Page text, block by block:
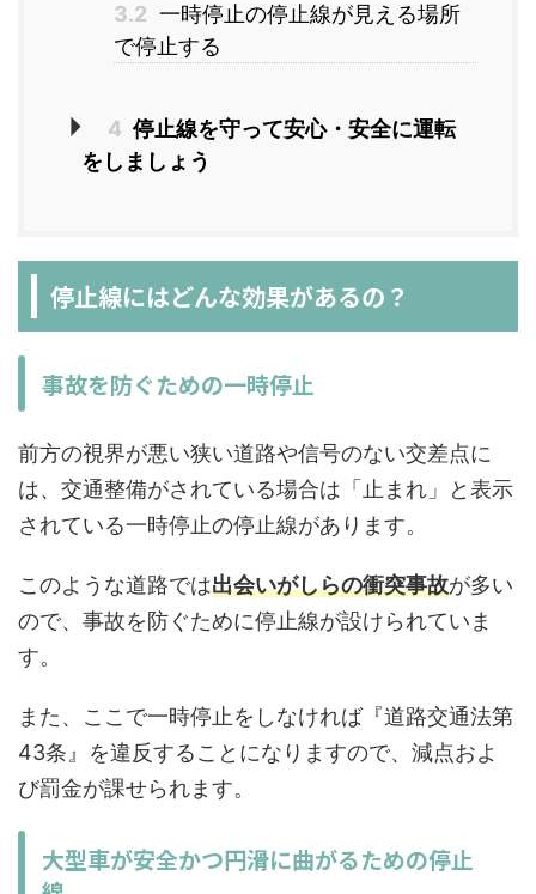
3.2 一時停止の停止線が見える場所
で停止する
4 停止線を守って安心・安全に運転
をしましょう
停止線にはどんな効果があるの？
事故を防ぐための一時停止
前方の視界が悪い狭い道路や信号のない交差点に
は、交通整備がされている場合は「止まれ」と表示
されている一時停止の停止線があります。
このような道路では出会いがしらの衝突事故が多い
ので、事故を防ぐために停止線が設けられていま
す。
また、ここで一時停止をしなければ『道路交通法第
43条』を違反することになりますので、減点およ
び罰金が課せられます。
大型車が安全かつ円滑に曲がるための停止